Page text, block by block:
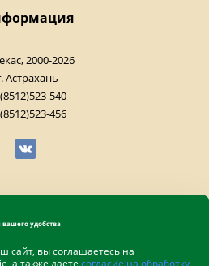
2000-2026
Астрахань
540
456
удобства
сайт, вы соглашаетесь на
а также даете согласие на обработку